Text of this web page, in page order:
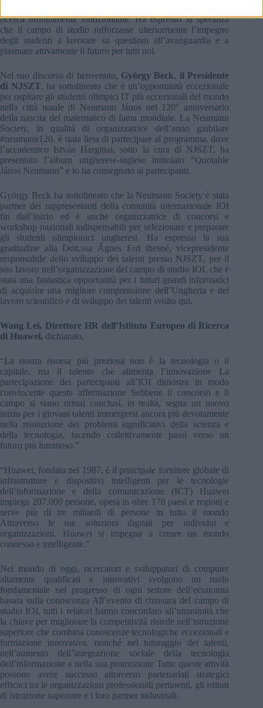
ricerca infinitamente emozionante. Ha espresso la speranza
che il campo di studio rafforzasse ulteriormente l’impegno
degli studenti a lavorare su questioni all’avanguardia e a
plasmare attivamente il futuro per tutti noi.
Nel suo discorso di benvenuto, György Beck, il Presidente
di NJSZT, ha sottolineato che è un’opportunità eccezionale
per ospitare gli studenti olimpici IT più eccezionali del mondo
nella città natale di Neumann János nel 120° anniversario
della nascita del matematico di fama mondiale. La Neumann
Society, in qualità di organizzatrice dell’anno giubilare
#neumann120, è stata lieta di partecipare al programma, dove
l’accademico István Hargittai, sotto la cura di NJSZT, ha
presentato l’album ungherese-inglese intitolato “Quotable
János Neumann” e lo ha consegnato ai partecipanti.
György Beck ha sottolineato che la Neumann Society è stata
partner dei rappresentanti della comunità internazionale IOI
fin dall’inizio ed è anche organizzatrice di concorsi e
workshop nazionali indispensabili per selezionare e preparare
gli studenti olimpionici ungheresi. Ha espresso la sua
gratitudine alla Dott.ssa Ágnes Erd thesné, vicepresidente
responsabile dello sviluppo dei talenti presso NJSZT, per il
suo lavoro nell’organizzazione del campo di studio IOI, che è
stata una fantastica opportunità per i futuri grandi informatici
di acquisire una migliore comprensione dell’Ungheria e del
lavoro scientifico e di sviluppo dei talenti svolto qui.
Wang Lei, Direttore HR dell’Istituto Europeo di Ricerca
di Huawei, dichiarato,
“La nostra risorsa più preziosa non è la tecnologia o il
capitale, ma il talento che alimenta l’innovazione La
partecipazione dei partecipanti all’IOI dimostra in modo
convincente questa affermazione Sebbene il concorso e il
campo si siano ormai conclusi, in realtà, segna un nuovo
inizio per i giovani talenti immergersi ancora più devotamente
nella risoluzione dei problemi significativi della scienza e
della tecnologia, facendo collettivamente passi verso un
futuro più luminoso.”
“Huawei, fondata nel 1987, è il principale fornitore globale di
infrastrutture e dispositivi intelligenti per le tecnologie
dell’informazione e della comunicazione (ICT) Huawei
impiega 207.000 persone, opera in oltre 170 paesi e regioni e
serve più di tre miliardi di persone in tutto il mondo
Attraverso le sue soluzioni digitali per individui e
organizzazioni, Huawei si impegna a creare un mondo
connesso e intelligente.”
Nel mondo di oggi, ricercatori e sviluppatori di computer
altamente qualificati e innovativi svolgono un ruolo
fondamentale nel progresso di ogni settore dell’economia
basata sulla conoscenza All’evento di chiusura del campo di
studio IOI, tutti i relatori hanno concordato all’unanimità che
la chiave per migliorare la competitività risiede nell’istruzione
superiore che combina conoscenze tecnologiche eccezionali e
formazione innovativa, nonché nel tutoraggio dei talenti,
nell’aumento dell’integrazione sociale della tecnologia
dell’informazione e nella sua promozione Tutte queste attività
possono avere successo attraverso partenariati strategici
efficaci tra le organizzazioni professionali pertinenti, gli istituti
di istruzione superiore e i loro partner industriali.